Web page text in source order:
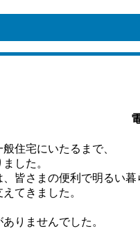
住宅にいたるまで、
した。
皆さまの便利で明るい暮
てきました。
りませんでした。